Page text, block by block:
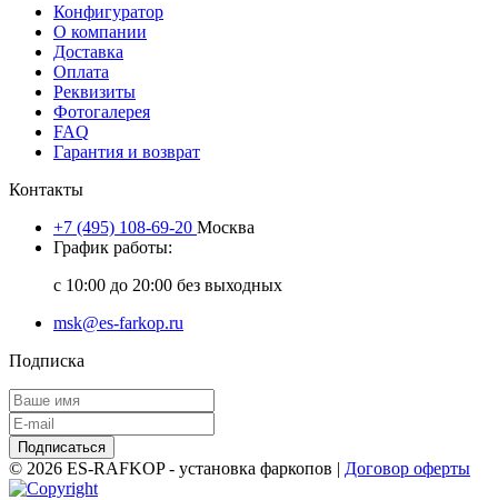
Конфигуратор
О компании
Доставка
Оплата
Реквизиты
Фотогалерея
FAQ
Гарантия и возврат
Контакты
+7 (495) 108-69-20 Москва
График работы:
с 10:00 до 20:00 без выходных
msk@es-farkop.ru
Подписка
Подписаться
© 2026 ES-RAFKOP - установка фаркопов | Договор оферты